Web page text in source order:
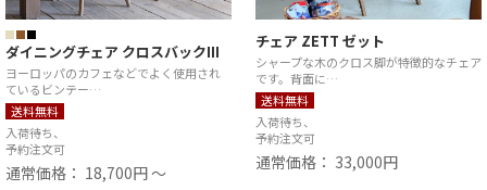
ダイニングチェア クロスバックIII
ヨーロッパのカフェなどでよく使用され
ているビンテー…
送料無料
入荷待ち、
予約注文可
通常価格： 18,700円 ～
チェア ZETT ゼット
シャープな木のクロス脚が特徴的なチェア
です。背面に…
送料無料
入荷待ち、
予約注文可
通常価格： 33,000円